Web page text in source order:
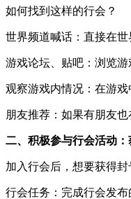
如何找到这样的行会？
世界频道喊话：直接在世
游戏论坛、贴吧：浏览
观察游戏内情况：在游
朋友推荐：如果有朋友
二、积极参与行会活动
加入行会后，想要获得
行会任务：完成行会发